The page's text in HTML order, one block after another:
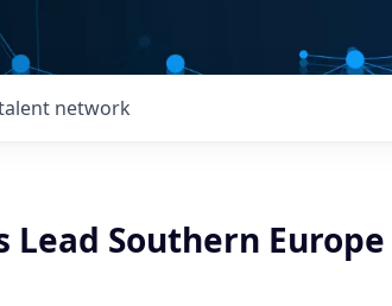
network
Lead Southern Europe